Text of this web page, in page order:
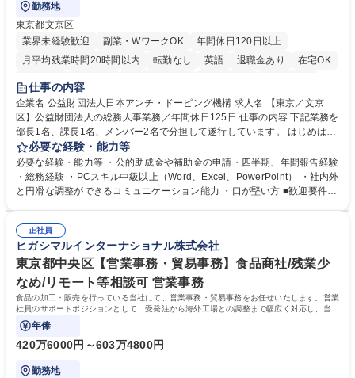
勤務地
東京都文京区
業界未経験歓迎
副業・WワークOK
年間休日120日以上
月平均残業時間20時間以内
転勤なし 英語 退職金あり
在宅OK
賞与あり
育休あり
食事補助あり
仕事の内容
企業名 公益財団法人日本アンチ・ドーピング機構 求人名 【東京／文京
区】公益財団法人の総務人事業務／年間休日125日 仕事の内容 下記業務を
部長1名、課長1名、メンバー2名で分担して遂行しています。 はじめは担
当者として業務を覚えていただき、ゆくゆくはリーダーやマネージャーポ
ジションとして活躍いただくことを期待しています。 【総務・人事グルー
プの業務内容】 ・人事制度関連 ・採用活動 ・教育研修の企画、実行 ・勤
怠管理 ・官公庁への各種提出 ・法定の会議運営（評議員会、理事会） ・
管理 ・福利厚生関連 ・職員からの問合せ、相談対応 ・その他日常の総務
業務全般 募集職種 【東京／文京区】公益財団法人の総務人事業務／年間
休日125日
必要な経験・能力等
必要な経験・能力等 ・公的助成金や補助金の申請・四半期、年間報告経験
・総務経験 ・PCスキル中級以上（Word、Excel、PowerPoint） ・社内外
と円滑な調整ができるコミュニケーション能力 ・口が堅い方 ■歓迎要件
正社員
ヒガシマルインターナショナル株式会社
東京都中央区【営業事務・貿易事務】食品商社/残業少
なめ/リモート等相談可 営業事務
食品の加工・販売を行っている当社にて、営業事務・貿易事務をお任せいたします。営業
社員のサポートポジションとして、受発注から海外工場との調整まで幅広く対応し、当社
事業の根幹を支えていただきます。
年俸
420万6000円～603万4800円
勤務地